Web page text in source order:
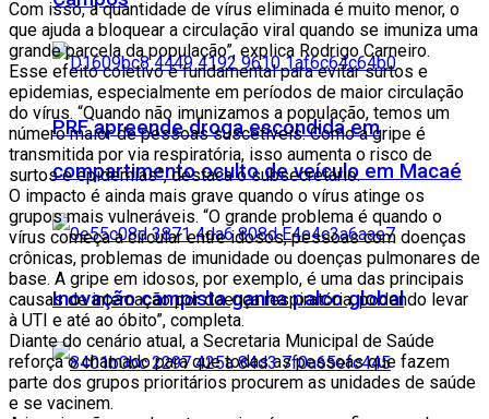
PRF apreende droga escondida em
compartimento oculto de veículo em Macaé
Inovação campista ganha palco global
Com isso, a quantidade de vírus eliminada é muito menor, o
que ajuda a bloquear a circulação viral quando se imuniza uma
grande parcela da população”, explica Rodrigo Carneiro.
Esse efeito coletivo é fundamental para evitar surtos e
epidemias, especialmente em períodos de maior circulação
do vírus. “Quando não imunizamos a população, temos um
número maior de pessoas suscetíveis. Como a gripe é
transmitida por via respiratória, isso aumenta o risco de
surtos e epidemias”, destaca o subsecretário.
O impacto é ainda mais grave quando o vírus atinge os
grupos mais vulneráveis. “O grande problema é quando o
vírus começa a circular entre idosos, pessoas com doenças
crônicas, problemas de imunidade ou doenças pulmonares de
base. A gripe em idosos, por exemplo, é uma das principais
causas de internação por doença respiratória, podendo levar
à UTI e até ao óbito”, completa.
Diante do cenário atual, a Secretaria Municipal de Saúde
reforça o chamado para que todas as pessoas que fazem
parte dos grupos prioritários procurem as unidades de saúde
e se vacinem.